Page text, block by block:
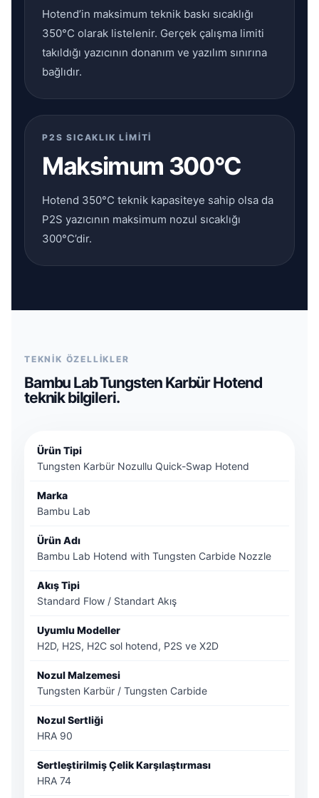
Hotend’in maksimum teknik baskı sıcaklığı
350°C olarak listelenir. Gerçek çalışma limiti
takıldığı yazıcının donanım ve yazılım sınırına
bağlıdır.
P2S SICAKLIK LİMİTİ
Maksimum 300°C
Hotend 350°C teknik kapasiteye sahip olsa da
P2S yazıcının maksimum nozul sıcaklığı
300°C’dir.
TEKNİK ÖZELLİKLER
Bambu Lab Tungsten Karbür Hotend
teknik bilgileri.
Ürün Tipi
Tungsten Karbür Nozullu Quick-Swap Hotend
Marka
Bambu Lab
Ürün Adı
Bambu Lab Hotend with Tungsten Carbide Nozzle
Akış Tipi
Standard Flow / Standart Akış
Uyumlu Modeller
H2D, H2S, H2C sol hotend, P2S ve X2D
Nozul Malzemesi
Tungsten Karbür / Tungsten Carbide
Nozul Sertliği
HRA 90
Sertleştirilmiş Çelik Karşılaştırması
HRA 74